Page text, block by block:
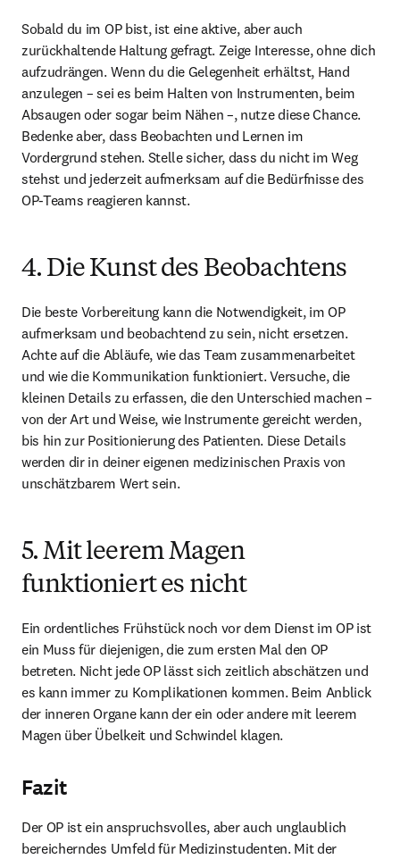
Sobald du im OP bist, ist eine aktive, aber auch
zurückhaltende Haltung gefragt. Zeige Interesse, ohne dich
aufzudrängen. Wenn du die Gelegenheit erhältst, Hand
anzulegen – sei es beim Halten von Instrumenten, beim
Absaugen oder sogar beim Nähen –, nutze diese Chance.
Bedenke aber, dass Beobachten und Lernen im
Vordergrund stehen. Stelle sicher, dass du nicht im Weg
stehst und jederzeit aufmerksam auf die Bedürfnisse des
OP-Teams reagieren kannst.
4. Die Kunst des Beobachtens
Die beste Vorbereitung kann die Notwendigkeit, im OP
aufmerksam und beobachtend zu sein, nicht ersetzen.
Achte auf die Abläufe, wie das Team zusammenarbeitet
und wie die Kommunikation funktioniert. Versuche, die
kleinen Details zu erfassen, die den Unterschied machen –
von der Art und Weise, wie Instrumente gereicht werden,
bis hin zur Positionierung des Patienten. Diese Details
werden dir in deiner eigenen medizinischen Praxis von
unschätzbarem Wert sein.
5. Mit leerem Magen
funktioniert es nicht
Ein ordentliches Frühstück noch vor dem Dienst im OP ist
ein Muss für diejenigen, die zum ersten Mal den OP
betreten. Nicht jede OP lässt sich zeitlich abschätzen und
es kann immer zu Komplikationen kommen. Beim Anblick
der inneren Organe kann der ein oder andere mit leerem
Magen über Übelkeit und Schwindel klagen.
Fazit
Der OP ist ein anspruchsvolles, aber auch unglaublich
bereicherndes Umfeld für Medizinstudenten. Mit der